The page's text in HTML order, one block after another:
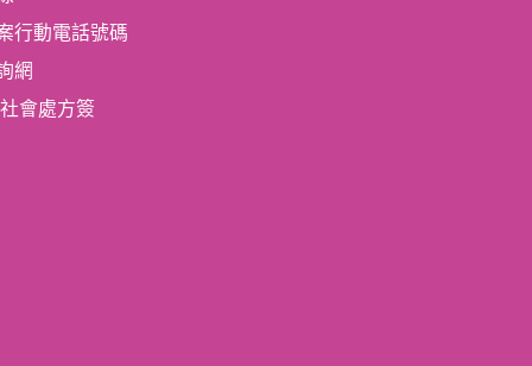
行動電話號碼
網
會處方簽